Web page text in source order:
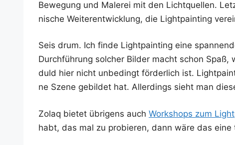
Bewe­gung und Male­rei mit den Licht­quel­len.
ni­sche Wei­ter­ent­wick­lung, die Light­pain­ting
Seis drum. Ich fin­de Light­pain­ting eine
Durch­füh­rung sol­cher Bil­der macht schon
duld hier nicht unbe­dingt för­der­lich ist.
ne Sze­ne gebil­det hat. Aller­dings sieht man
Zolaq bie­tet übri­gens auch Work­shops zum
habt, das mal zu pro­bie­ren, dann wäre das eine